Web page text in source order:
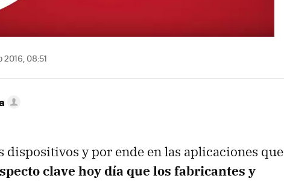
08:51
dispositivos y por ende en las aplicaciones que
clave hoy día que los fabricantes y